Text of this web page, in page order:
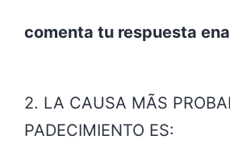
comenta tu respuesta
2. LA CAUSA MÃS
PADECIMIENTO ES: